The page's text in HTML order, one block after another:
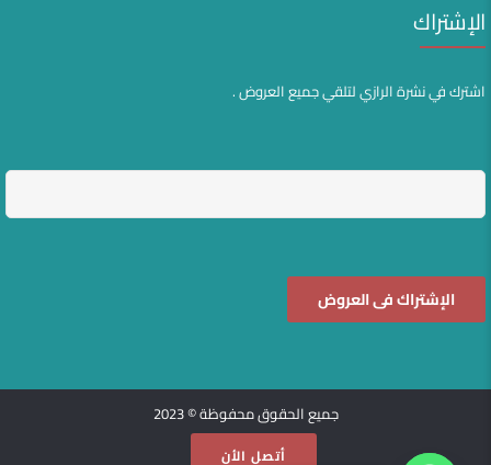
الإشتراك
اشترك في نشرة الرازي لتلقي جميع العروض .
جميع الحقوق محفوظة © 2023
أتصل الأن